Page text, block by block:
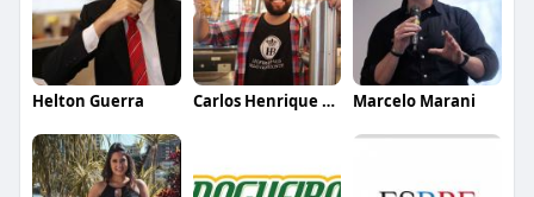
Helton Guerra Carlos Henrique de Faria Vasconcelos Marcelo Marani